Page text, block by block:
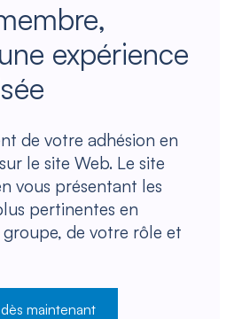
expérience
de votre adhésion en
le site Web. Le site
vous présentant les
pertinentes en
de votre rôle et
maintenant